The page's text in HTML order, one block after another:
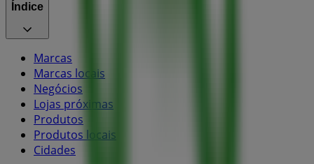
Índice
Marcas
Marcas locais
Negócios
Lojas próximas
Produtos
Produtos locais
Cidades